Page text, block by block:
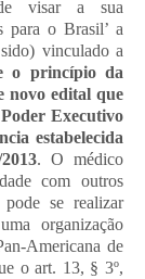
visar a sua
para o Brasil’ a
vinculado a
o princípio da
novo edital que
Executivo
estabelecida
. O médico
com outros
pode se realizar
organização
Americana de
o art. 13, § 3º,